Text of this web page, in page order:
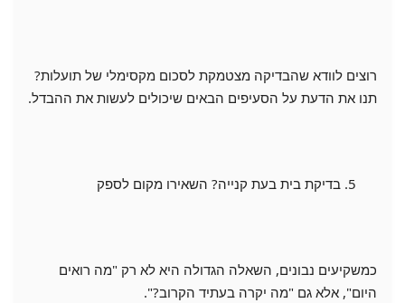
רוצים לוודא שהבדיקה מצטמקת לסכום מקסימלי של תועלות?
תנו את הדעת על הסעיפים הבאים שיכולים לעשות את ההבדל.
בדיקת בית בעת קנייה? השאירו מקום לספק
כמשקיעים נבונים, השאלה הגדולה היא לא רק "מה רואים
היום", אלא גם "מה יקרה בעתיד הקרוב?".